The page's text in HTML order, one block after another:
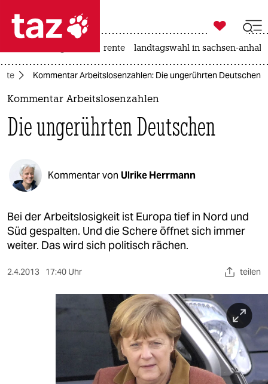
 taz zahl ich
taz zahl ich
politik
öko
gesellschaft
kultur
sport
berlin

taz zahl ich
rente landtagswahl in sachsen-anhalt
Kommentar Arbeitslosenzahlen: Die ungerührten Deutschen
Kommentar Arbeitslosenzahlen
Die ungerührten Deutschen
Kommentar von Ulrike Herrmann
Bei der Arbeitslosigkeit ist Europa tief in Nord und
Süd gespalten. Und die Schere öffnet sich immer
weiter. Das wird sich politisch rächen.
2.4.2013 17:40 Uhr teilen